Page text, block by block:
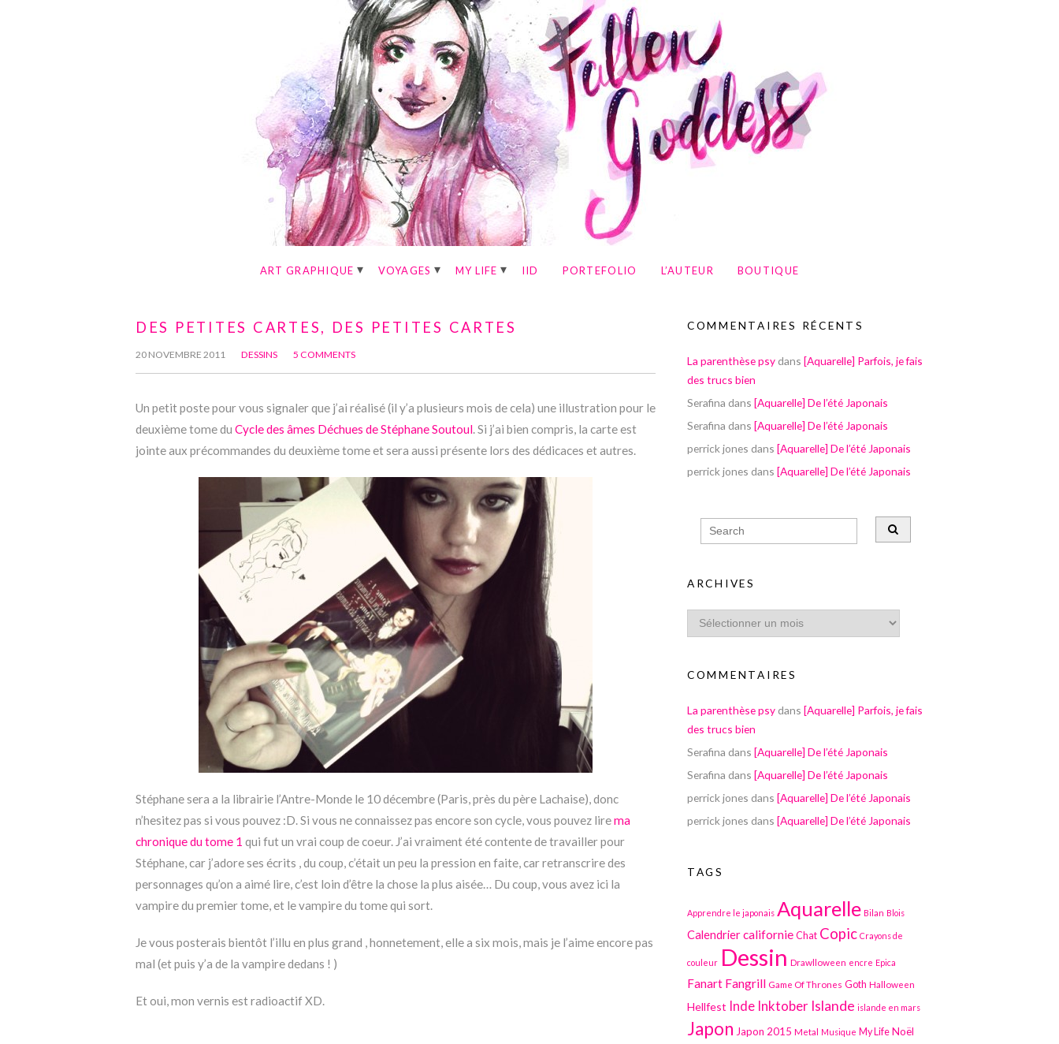
ART GRAPHIQUE VOYAGES MY LIFE IID PORTEFOLIO L’AUTEUR BOUTIQUE
DES PETITES CARTES, DES PETITES CARTES
20 NOVEMBRE 2011 DESSINS 5 COMMENTS
Un petit poste pour vous signaler que j’ai réalisé (il y’a plusieurs mois de cela) une illustration pour le
deuxième tome du Cycle des âmes Déchues de Stéphane Soutoul. Si j’ai bien compris, la carte est
jointe aux précommandes du deuxième tome et sera aussi présente lors des dédicaces et autres.
Stéphane sera a la librairie l’Antre-Monde le 10 décembre (Paris, près du père Lachaise), donc
n’hesitez pas si vous pouvez :D. Si vous ne connaissez pas encore son cycle, vous pouvez lirema
chronique du tome 1 qui fut un vrai coup de coeur. J’ai vraiment été contente de travailler pour
Stéphane, car j’adore ses écrits , du coup, c’était un peu la pression en faite, car retranscrire des
personnages qu’on a aimé lire, c’est loin d’être la chose la plus aisée… Du coup, vous avez ici la
vampire du premier tome, et le vampire du tome qui sort.
Je vous posterais bientôt l’illu en plus grand , honnetement, elle a six mois, mais je l’aime encore pas
mal (et puis y’a de la vampire dedans ! )
Et oui, mon vernis est radioactif XD.
COMMENTAIRES RÉCENTS
La parenthèse psy dans [Aquarelle] Parfois, je fais
des trucs bien
Serafina dans [Aquarelle] De l’été Japonais
Serafina dans [Aquarelle] De l’été Japonais
perrick jones dans [Aquarelle] De l’été Japonais
perrick jones dans [Aquarelle] De l’été Japonais
ARCHIVES
COMMENTAIRES
La parenthèse psy dans [Aquarelle] Parfois, je fais
des trucs bien
Serafina dans [Aquarelle] De l’été Japonais
Serafina dans [Aquarelle] De l’été Japonais
perrick jones dans [Aquarelle] De l’été Japonais
perrick jones dans [Aquarelle] De l’été Japonais
TAGS
Apprendre le japonais Aquarelle Bilan Blois
Calendriercalifornie Chat Copic Crayons de
couleur Dessin Drawlloween encre Epica
Fanart Fangrill Game Of Thrones Goth Halloween
Hellfest Inde Inktober Islande islande en mars
Japon Japon 2015 Metal Musique My Life Noël